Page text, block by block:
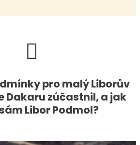
pro malý Liborův
Dakaru zúčastnil, a jak
Libor Podmol?